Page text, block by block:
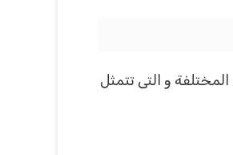
و التى تتمثل